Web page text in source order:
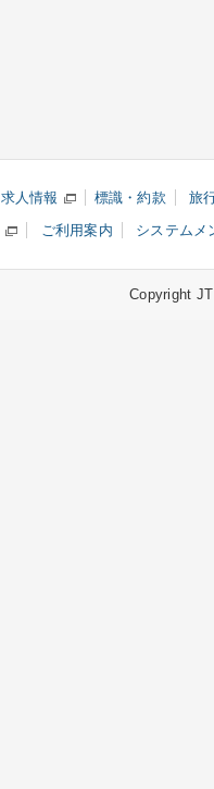
求人情報 標識・約款
旅
ご利用案内 システムメ
Copyright